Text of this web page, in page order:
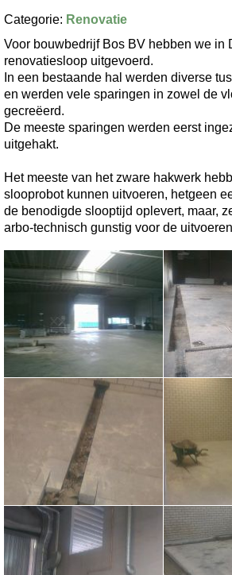
Categorie: Renovatie
Voor bouwbedrijf Bos BV hebben we in
renovatiesloop uitgevoerd.
In een bestaande hal werden diverse
en werden vele sparingen in zowel de
gecreëerd.
De meeste sparingen werden eerst
uitgehakt.
Het meeste van het zware hakwerk
slooprobot kunnen uitvoeren, hetgeen
de benodigde slooptijd oplevert, maar,
arbo-technisch gunstig voor de